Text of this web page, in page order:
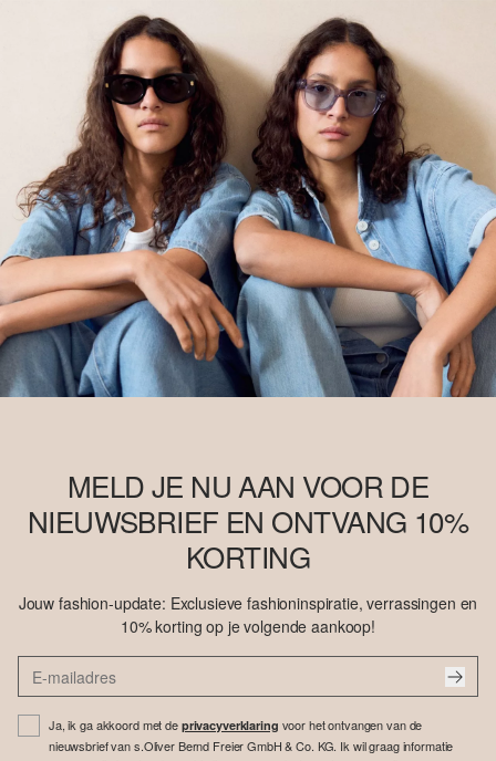
MELD JE NU AAN VOOR DE
NIEUWSBRIEF EN ONTVANG 10%
KORTING
Jouw fashion-update: Exclusieve fashioninspiratie, verrassingen en
10% korting op je volgende aankoop!
Ja, ik ga akkoord met de privacyverklaring voor het ontvangen van de
nieuwsbrief van s.Oliver Bernd Freier GmbH & Co. KG. Ik wil graag informatie